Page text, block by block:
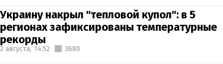
Украину накрыл "тепловой купол": в 5
регионах зафиксированы температурные
рекорды
2 августа, 14:52 3680